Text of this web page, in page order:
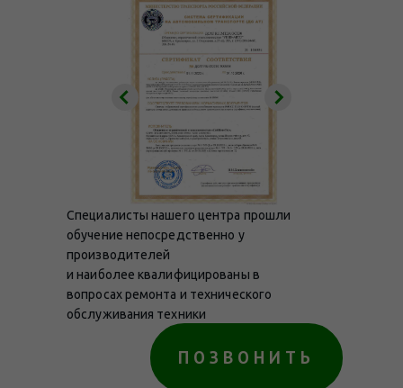
Специалисты нашего центра прошли
обучение непосредственно у
производителей
и наиболее квалифицированы в
вопросах ремонта и технического
обслуживания техники
ПОЗВОНИТЬ